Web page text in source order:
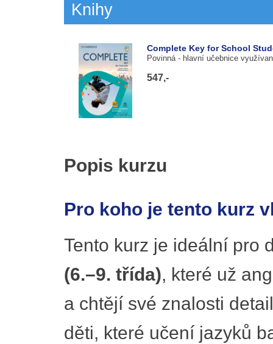
Knihy
Complete Key for School
Povinná - hlavní učebnice
547,-
Popis kurzu
Pro koho je tento kurz
Tento kurz je ideální pro
(6.–9. třída), které už
a chtějí své znalosti
děti, které učení jazyků